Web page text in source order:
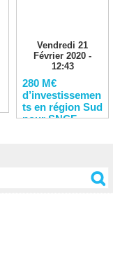
Vendredi 21
Février 2020 -
12:43
280 M€
d’investissemen
ts en région Sud
pour SNCF